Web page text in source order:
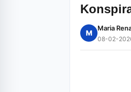
M
Maria
08-02-